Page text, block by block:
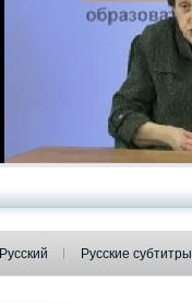
Русский Русские субтитры